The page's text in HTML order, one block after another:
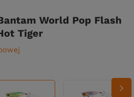
World Pop Flash
Tiger